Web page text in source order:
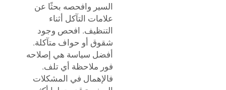
السير وافحصه بحثًا عن
علامات التآكل أثناء
التنظيف. افحص وجود
شقوق أو حواف متآكلة.
أفضل سياسة هي إصلاحه
فور ملاحظة أي تلف.
فالإهمال في المشكلات